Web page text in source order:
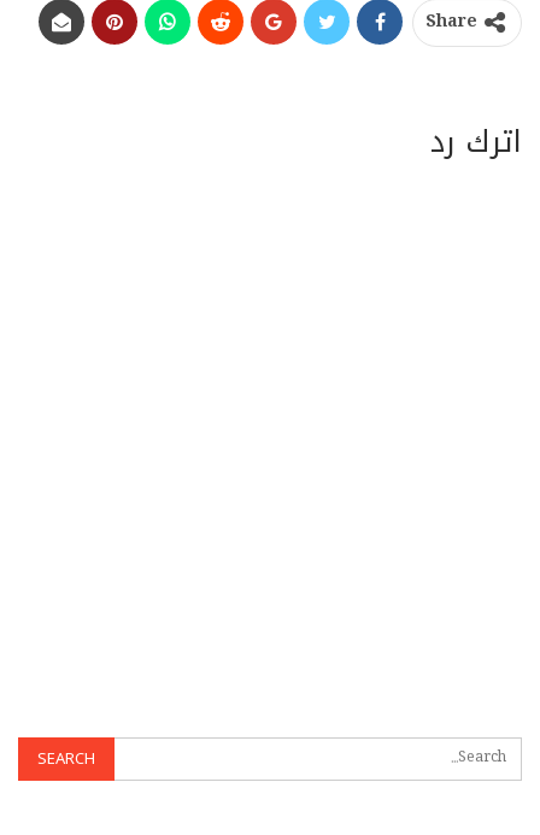
Share
اترك رد